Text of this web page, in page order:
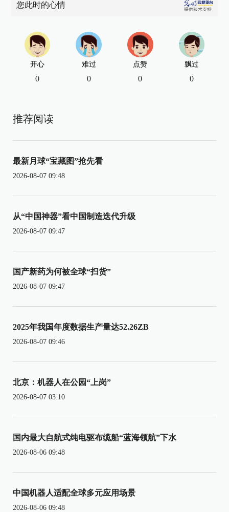
您此时的心情
开心
0
难过
0
点赞
0
飘过
0
推荐阅读
最新月球“宝藏图”抢先看
2026-08-07 09:48
从“中国神器”看中国制造迭代升级
2026-08-07 09:47
国产新药为何被全球“扫货”
2026-08-07 09:47
2025年我国年度数据生产量达52.26ZB
2026-08-07 09:46
北京：机器人在公园“上岗”
2026-08-07 03:10
国内最大自航式纯电驱布缆船“蓝海领航”下水
2026-08-06 09:48
中国机器人适配全球多元应用场景
2026-08-06 09:48